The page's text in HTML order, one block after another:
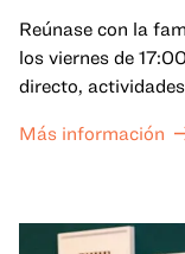
Reúnase con la
los viernes de
directo,
exposiciones
Más información